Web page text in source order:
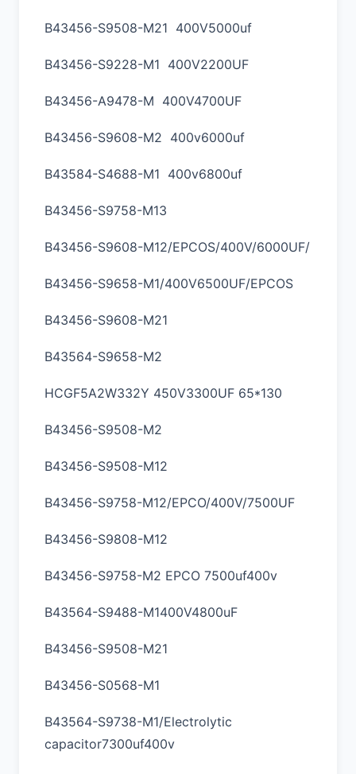
B43456-S9508-M21 400V5000uf
B43456-S9228-M1 400V2200UF
B43456-A9478-M 400V4700UF
B43456-S9608-M2 400v6000uf
B43584-S4688-M1 400v6800uf
B43456-S9758-M13
B43456-S9608-M12/EPCOS/400V/6000UF/
B43456-S9658-M1/400V6500UF/EPCOS
B43456-S9608-M21
B43564-S9658-M2
HCGF5A2W332Y 450V3300UF 65*130
B43456-S9508-M2
B43456-S9508-M12
B43456-S9758-M12/EPCO/400V/7500UF
B43456-S9808-M12
B43456-S9758-M2 EPCO 7500uf400v
B43564-S9488-M1400V4800uF
B43456-S9508-M21
B43456-S0568-M1
B43564-S9738-M1/Electrolytic
capacitor7300uf400v